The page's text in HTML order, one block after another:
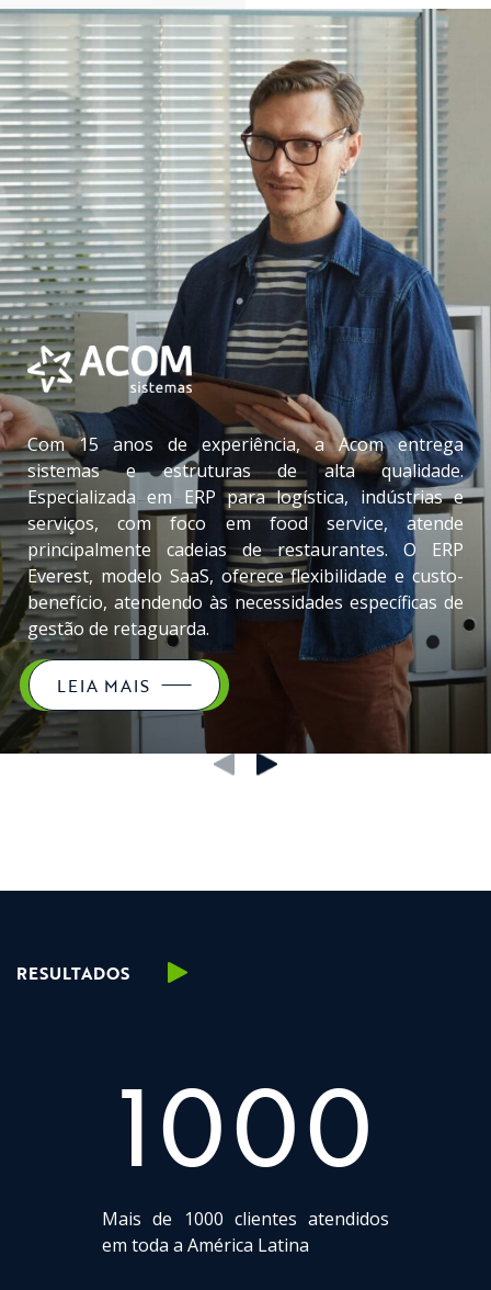
Com 15 anos de experiência, a Acom entrega
sistemas e estruturas de alta qualidade.
Especializada em ERP para logística, indústrias e
serviços, com foco em food service, atende
principalmente cadeias de restaurantes. O ERP
Everest, modelo SaaS, oferece flexibilidade e custo-
benefício, atendendo às necessidades específicas de
gestão de retaguarda.
LEIA MAIS
‹
RESULTADOS
1000
Mais de 1000 clientes atendidos
em toda a América Latina